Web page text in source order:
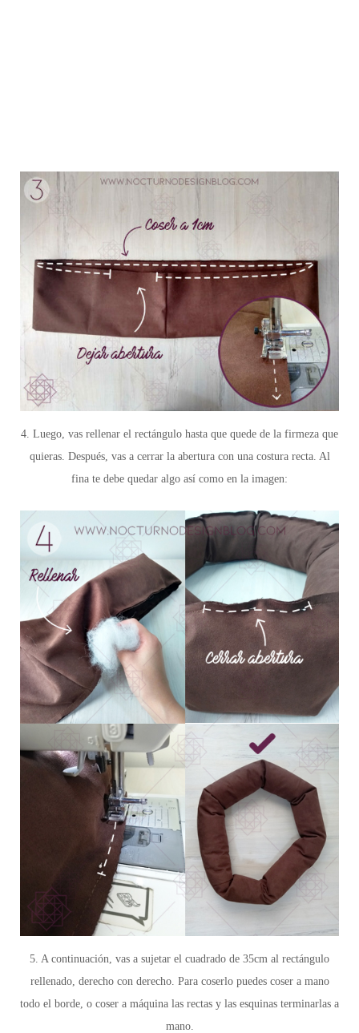
4. Luego, vas rellenar el rectángulo hasta que quede de la firmeza que
quieras. Después, vas a cerrar la abertura con una costura recta. Al
fina te debe quedar algo así como en la imagen:
5. A continuación, vas a sujetar el cuadrado de 35cm al rectángulo
rellenado, derecho con derecho. Para coserlo puedes coser a mano
todo el borde, o coser a máquina las rectas y las esquinas terminarlas a
mano.